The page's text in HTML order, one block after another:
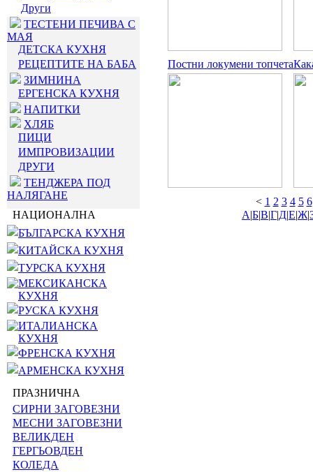
Други
ТЕСТЕНИ ПЕЧИВА С
МАЯ
ДЕТСКА КУХНЯ
РЕЦЕПТИТЕ НА БАБА
ЗИМНИНА
ЕРГЕНСКА КУХНЯ
НАПИТКИ
ХЛЯБ
ПИЦИ
ИМПРОВИЗАЦИИ
ДРУГИ
ТЕНДЖЕРА ПОД
НАЛЯГАНЕ
НАЦИОНАЛНА
БЪЛГАРСКА КУХНЯ
КИТАЙСКА КУХНЯ
ТУРСКА КУХНЯ
МЕКСИКАНСКА
КУХНЯ
РУСКА КУХНЯ
ИТАЛИАНСКА
КУХНЯ
ФРЕНСКА КУХНЯ
АРМЕНСКА КУХНЯ
ПРАЗНИЧНА
СИРНИ ЗАГОВЕЗНИ
МЕСНИ ЗАГОВЕЗНИ
ВЕЛИКДЕН
ГЕРГЬОВДЕН
КОЛЕДА
Постни локумени топчета
< 1 2 3 4 5 6
А|Б|В|Г|Д|Е|Ж|